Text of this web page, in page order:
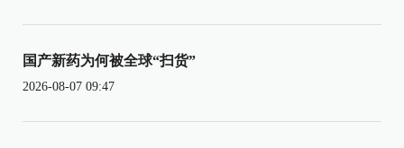
国产新药为何被全球“扫货”
2026-08-07 09:47